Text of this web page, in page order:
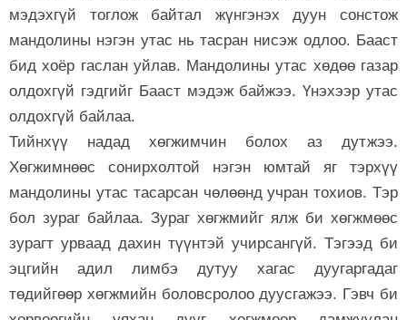
мэдэхгүй тоглож байтал жүнгэнэх дуун сонстож
мандолины нэгэн утас нь тасран нисэж одлоо. Бааст
бид хоёр гаслан уйлав. Мандолины утас хөдөө газар
олдохгүй гэдгийг Бааст мэдэж байжээ. Үнэхээр утас
олдохгүй байлаа.
Тийнхүү надад хөгжимчин болох аз дутжээ.
Хөгжимнөөс сонирхолтой нэгэн юмтай яг тэрхүү
мандолины утас тасарсан чөлөөнд учран тохиов. Тэр
бол зураг байлаа. Зураг хөгжмийг ялж би хөгжмөөс
зурагт урваад дахин түүнтэй учирсангүй. Тэгээд би
эцгийн адил лимбэ дутуу хагас дуугаргадаг
төдийгөөр хөгжмийн боловсролоо дуусгажээ. Гэвч би